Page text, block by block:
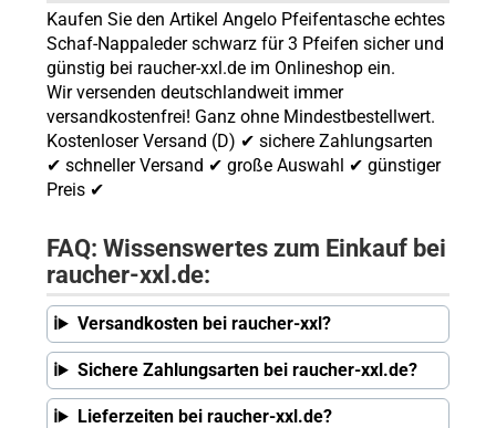
Kaufen Sie den Artikel Angelo Pfeifentasche echtes
Schaf-Nappaleder schwarz für 3 Pfeifen sicher und
günstig bei raucher-xxl.de im Onlineshop ein.
Wir versenden deutschlandweit immer
versandkostenfrei! Ganz ohne Mindestbestellwert.
Kostenloser Versand (D) ✔ sichere Zahlungsarten
✔ schneller Versand ✔ große Auswahl ✔ günstiger
Preis ✔
FAQ: Wissenswertes zum Einkauf bei
raucher-xxl.de:
Versandkosten bei raucher-xxl?
Sichere Zahlungsarten bei raucher-xxl.de?
Lieferzeiten bei raucher-xxl.de?